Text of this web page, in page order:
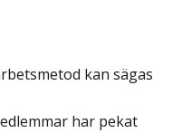
kan sägas
har pekat